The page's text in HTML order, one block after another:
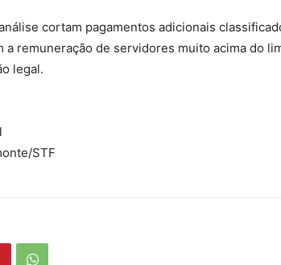
cortam pagamentos adicionais
a remuneração de servidores muito acima do
legal.
STF